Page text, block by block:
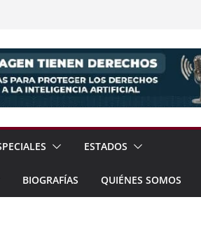
ESTADOS
BIOGRAFÍAS QUIÉNES SOMOS